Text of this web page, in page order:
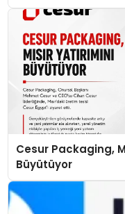
Cesur Packaging,
Büyütüyor